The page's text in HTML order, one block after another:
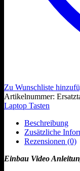
Zu Wunschliste
Artikelnummer:
Laptop Tasten
Beschreibung
Zusätzliche
Rezensionen (0)
Einbau Video